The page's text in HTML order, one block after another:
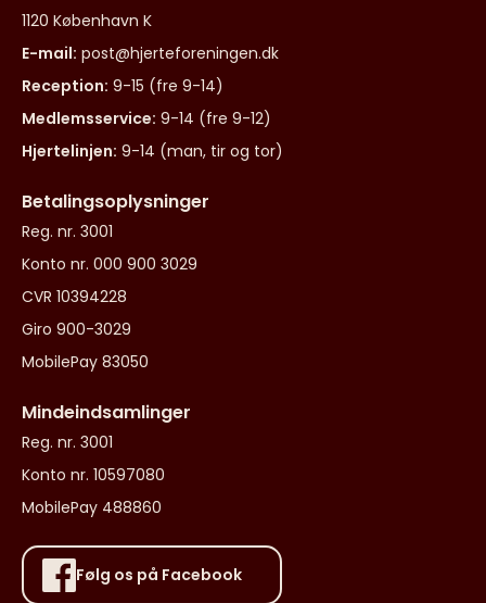
1120 København K
E-mail: post@hjerteforeningen.dk
Reception: 9-15 (fre 9-14)
Medlemsservice: 9-14 (fre 9-12)
Hjertelinjen: 9-14 (man, tir og tor)
Betalingsoplysninger
Reg. nr. 3001
Konto nr. 000 900 3029
CVR 10394228
Giro 900-3029
MobilePay 83050
Mindeindsamlinger
Reg. nr. 3001
Konto nr. 10597080
MobilePay 488860
Følg os på Facebook